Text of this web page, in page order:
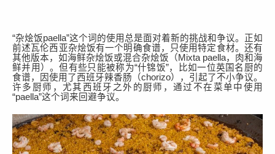
“杂烩饭paella”这个词的使用总是面对着新的挑战和争议。正如
前述瓦伦西亚杂烩饭有一个明确食谱，只使用特定食材。还有
其他版本，如海鲜杂烩饭或混合杂烩饭（Mixta paella， 肉和海
鲜并用）。但有些只能被称为“什锦饭”，比如一位英国名厨的
食谱，因使用了西班牙辣香肠（chorizo），引起了不小争议。
许多厨师，尤其西班牙之外的厨师，通过不在菜单中使用
“paella”这个词来回避争议。